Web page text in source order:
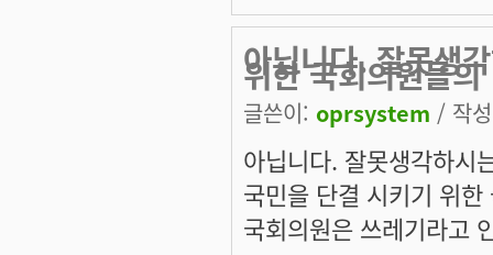
아닙니다. 잘못생
위한 국회의원들의
글쓴이: oprsystem / 작
아닙니다. 잘못생각하시
국민을 단결 시키기 위
국회의원은 쓰레기라고